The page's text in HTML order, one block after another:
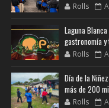
Rolls
Laguna
gastronomía y
Rolls
Día de la
más de 200
Rolls